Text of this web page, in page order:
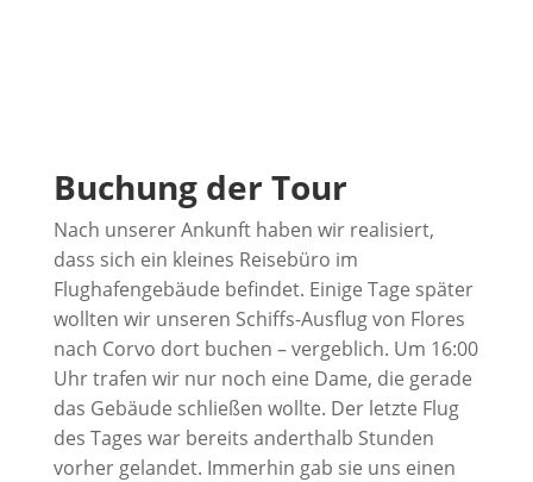
Buchung der Tour
Nach unserer Ankunft haben wir realisiert,
dass sich ein kleines Reisebüro im
Flughafengebäude befindet. Einige Tage später
wollten wir unseren Schiffs-Ausflug von Flores
nach Corvo dort buchen – vergeblich. Um 16:00
Uhr trafen wir nur noch eine Dame, die gerade
das Gebäude schließen wollte. Der letzte Flug
des Tages war bereits anderthalb Stunden
vorher gelandet. Immerhin gab sie uns einen